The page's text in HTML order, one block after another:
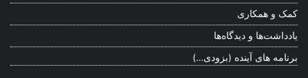
کمک و همکاری
یادداشت‌ها و دیدگاه‌ها
برنامه های آینده (بزودی…)